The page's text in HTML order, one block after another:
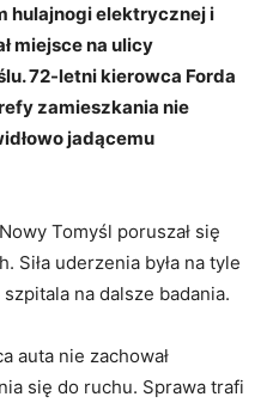
hulajnogi elektrycznej i
miejsce na ulicy
72-letni kierowca Forda
zamieszkania nie
jadącemu
Tomyśl poruszał się
Siła uderzenia była na tyle
na dalsze badania.
auta nie zachował
się do ruchu. Sprawa trafi